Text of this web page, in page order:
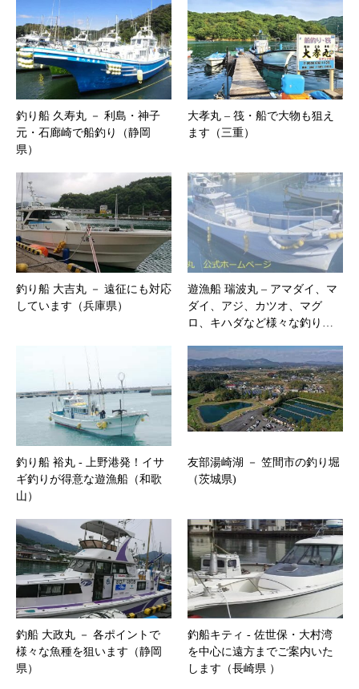
釣り船 久寿丸 － 利島・神子
元・石廊崎で船釣り（静岡
県）
大孝丸 – 筏・船で大物も狙え
ます（三重）
釣り船 大吉丸 － 遠征にも対応
しています（兵庫県）
遊漁船 瑞波丸 – ​​アマダイ、マ
ダイ、アジ、カツオ、マグ
ロ、キハダなど様々な釣り…
釣り船 裕丸 ‐ 上野港発！イサ
ギ釣りが得意な遊漁船（和歌
山）
友部湯崎湖 － 笠間市の釣り堀
（茨城県)
釣船 大政丸 － 各ポイントで
様々な魚種を狙います（静岡
県）
釣船キティ ‐ 佐世保・大村湾
を中心に遠方までご案内いた
します（長崎県 ）